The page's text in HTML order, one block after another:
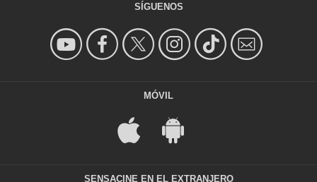
SÍGUENOS
MÓVIL
SENSACINE EN EL EXTRANJERO